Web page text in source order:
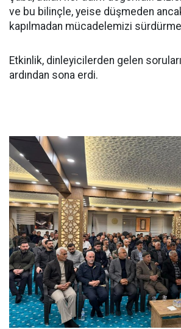
ve bu bilinçle, yeise düşmeden
kapılmadan mücadelemizi
Etkinlik, dinleyicilerden gelen
ardından sona erdi.